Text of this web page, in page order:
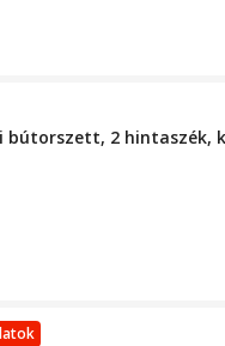
bútorszett, 2 hintaszék,